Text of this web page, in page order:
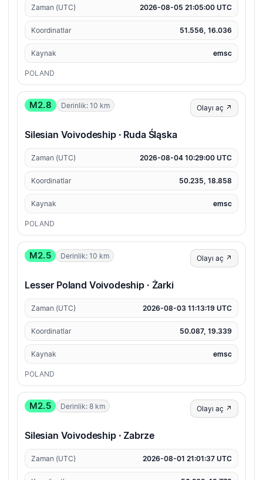
Zaman (UTC) 2026-08-05 21:05:00 UTC
Koordinatlar 51.556, 16.036
Kaynak emsc
POLAND
M2.8 Derinlik: 10 km Olayı aç ↗
Silesian Voivodeship · Ruda Śląska
Zaman (UTC) 2026-08-04 10:29:00 UTC
Koordinatlar 50.235, 18.858
Kaynak emsc
POLAND
M2.5 Derinlik: 10 km Olayı aç ↗
Lesser Poland Voivodeship · Żarki
Zaman (UTC) 2026-08-03 11:13:19 UTC
Koordinatlar 50.087, 19.339
Kaynak emsc
POLAND
M2.5 Derinlik: 8 km Olayı aç ↗
Silesian Voivodeship · Zabrze
Zaman (UTC) 2026-08-01 21:01:37 UTC